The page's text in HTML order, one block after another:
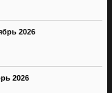
2026
2026